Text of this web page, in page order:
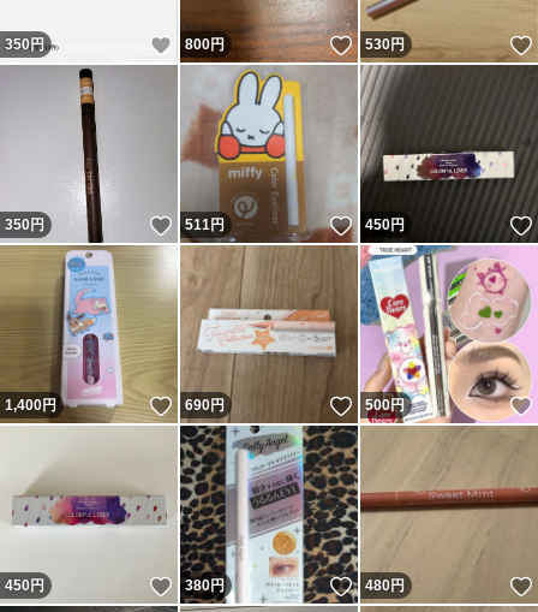
350円 いいね！
800円 いいね！
530円
350円 いいね！
511円 いいね！
450円
1,400円 いいね！
690円 いいね！
500円
450円 いいね！
380円 いいね！
480円